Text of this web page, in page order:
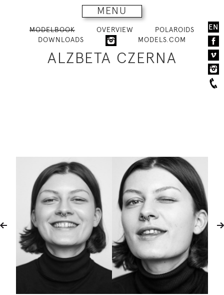
MENU
EN
MODELBOOK OVERVIEW
POLAROIDS
DOWNLOADS
MODELS.COM
ALZBETA CZERNA